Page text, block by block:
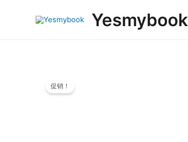
Yesmybook
促销！